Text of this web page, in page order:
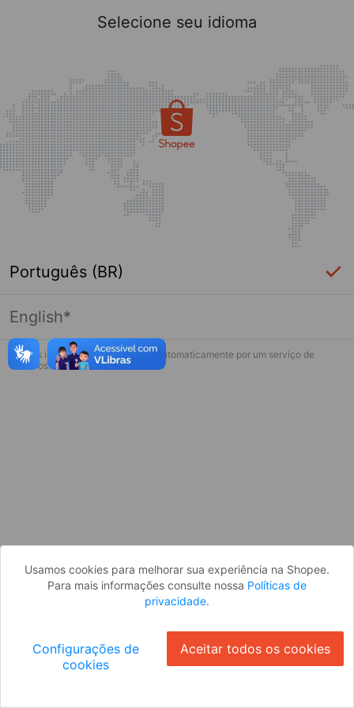
Página indisponível
Desculpe, algo deu errado. Faça login
Selecione seu idioma
Português (BR)
English*
* Esses idiomas serão traduzidos automaticamente por um serviço de
terceiros.
Usamos cookies para melhorar sua experiência na Shopee.
Para mais informações consulte nossa Políticas de
privacidade.
Configurações de
cookies
Aceitar todos os cookies